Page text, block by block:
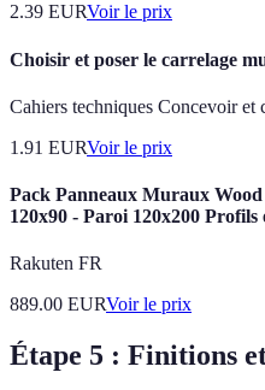
2.39 EURVoir le prix
Choisir et poser le carrelage
Cahiers techniques Concevoir et
1.91 EURVoir le prix
Pack Panneaux Muraux Wood
120x90 - Paroi 120x200
Rakuten FR
889.00 EURVoir le prix
Étape 5 : Finitions